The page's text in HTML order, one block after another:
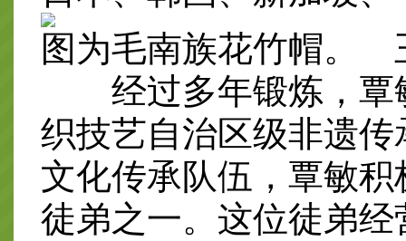
图为毛南族花竹帽。
经过多年锻炼，覃
织技艺自治区级非遗
文化传承队伍，覃敏
徒弟之一。这位徒弟